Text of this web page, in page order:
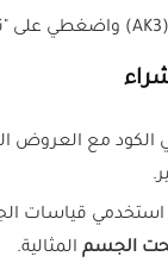
(AK3) واضغطي على "نسخ الكود".
الكود مع العروض
استخدمي قياسات
الجسم المثالية.